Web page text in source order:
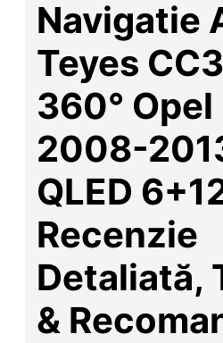
Navigatie
Teyes
360°
2008-
QLED
Recenzie
Detaliată,
&